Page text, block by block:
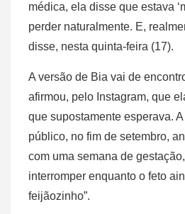
médica, ela disse que estava
perder naturalmente. E,
disse, nesta quinta-feira (17).
A versão de Bia vai de
afirmou, pelo Instagram, que
que supostamente esperava.
público, no fim de setembro,
com uma semana de
interromper enquanto o feto
feijãozinho”.